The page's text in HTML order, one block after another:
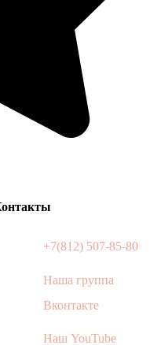
+7(812) 507-85-80
Наша группа
Вконтакте
Наш YouTube